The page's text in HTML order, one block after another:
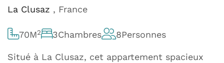
La Clusaz , France
70M2 3Chambres 8Personnes
Situé à La Clusaz, cet appartement spacieux